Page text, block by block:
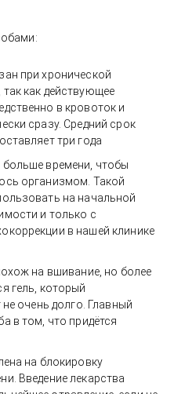
при хронической
как действующее
в кровоток и
сразу. Средний срок
три года
времени, чтобы
организмом. Такой
на начальной
и только с
в нашей клинике
на вшивание, но более
гель, который
не очень долго. Главный
в том, что придётся
на блокировку
Введение лекарства